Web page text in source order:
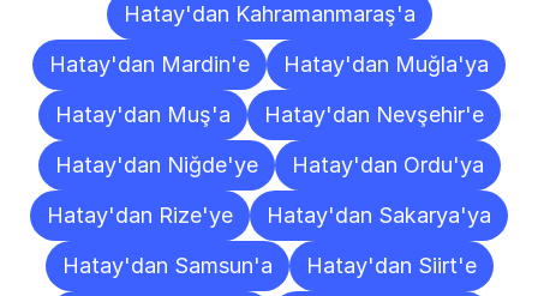
Hatay'dan Kahramanmaraş'a
Hatay'dan Mardin'e
Hatay'dan Muğla'ya
Hatay'dan Muş'a
Hatay'dan Nevşehir'e
Hatay'dan Niğde'ye
Hatay'dan Ordu'ya
Hatay'dan Rize'ye
Hatay'dan Sakarya'ya
Hatay'dan Samsun'a
Hatay'dan Siirt'e